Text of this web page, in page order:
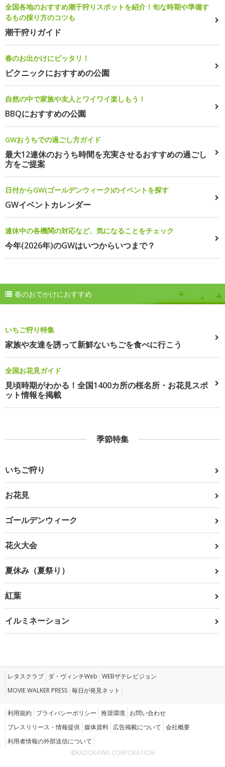
全国各地のおすすめ潮干狩りスポットを紹介！旬な時期や準備す
るもの採り方のコツも
潮干狩りガイド
春のお出かけにピッタリ！
ピクニックにおすすめの公園
自然の中で家族や友人とワイワイ楽しもう！
BBQにおすすめの公園
GWおうちでの過ごし方ガイド
最大12連休のおうち時間を充実させるおすすめの過ごし
方をご提案
日付からGW(ゴールデンウィーク)のイベントを探す
GWイベントカレンダー
連休中の各機関の対応など、気になることをチェック
今年(2026年)のGWはいつからいつまで？
春のおでかけにおすすめ
いちご狩り特集
家族や友達を誘って新鮮ないちごを食べに行こう
全国お花見ガイド
見頃時期がわかる！全国1400カ所の桜名所・お花見スポ
ット情報を掲載
季節特集
いちご狩り
お花見
ゴールデンウィーク
花火大会
夏休み（夏祭り）
紅葉
イルミネーション
レタスクラブ ダ・ヴィンチWeb WEBザテレビジョン
MOVIE WALKER PRESS 毎日が発見ネット
利用規約 プライバシーポリシー 推奨環境 お問い合わせ
プレスリリース・情報提供 媒体資料 広告掲載について 会社概要
利用者情報の外部送信について
©KADOKAWA CORPORATION